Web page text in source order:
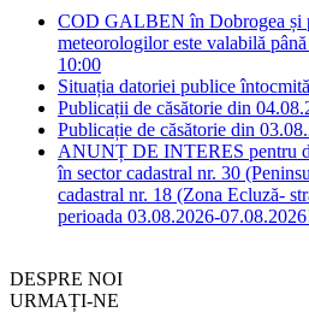
COD GALBEN în Dobrogea și
meteorologilor este valabilă
10:00
Situația datoriei publice
Publicații de căsătorie din
Publicație de căsătorie din
ANUNȚ DE INTERES pentru
în sector cadastral nr. 30
cadastral nr. 18 (Zona Ecluză-
perioada 03.08.2026-
DESPRE NOI
URMAȚI-NE